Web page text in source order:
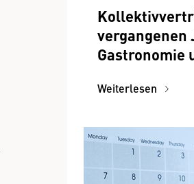
vergangenen
Gastronomie
Weiterlesen